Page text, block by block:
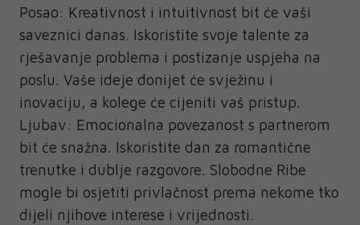
Posao: Kreativnost i intuitivnost bit će vaši
saveznici danas. Iskoristite svoje talente za
rješavanje problema i postizanje uspjeha na
poslu. Vaše ideje donijet će svježinu i
inovaciju, a kolege će cijeniti vaš pristup.
Ljubav: Emocionalna povezanost s partnerom
bit će snažna. Iskoristite dan za romantične
trenutke i dublje razgovore. Slobodne Ribe
mogle bi osjetiti privlačnost prema nekome tko
dijeli njihove interese i vrijednosti.